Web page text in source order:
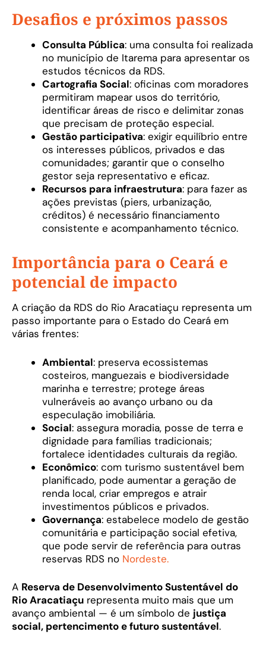
Desafios e próximos passos
Consulta Pública: uma consulta foi realizada
no município de Itarema para apresentar os
estudos técnicos da RDS.
Cartografia Social: oficinas com moradores
permitiram mapear usos do território,
identificar áreas de risco e delimitar zonas
que precisam de proteção especial.
Gestão participativa: exigir equilíbrio entre
os interesses públicos, privados e das
comunidades; garantir que o conselho
gestor seja representativo e eficaz.
Recursos para infraestrutura: para fazer as
ações previstas (piers, urbanização,
créditos) é necessário financiamento
consistente e acompanhamento técnico.
Importância para o Ceará e
potencial de impacto
A criação da RDS do Rio Aracatiaçu representa um
passo importante para o Estado do Ceará em
várias frentes:
Ambiental: preserva ecossistemas
costeiros, manguezais e biodiversidade
marinha e terrestre; protege áreas
vulneráveis ao avanço urbano ou da
especulação imobiliária.
Social: assegura moradia, posse de terra e
dignidade para famílias tradicionais;
fortalece identidades culturais da região.
Econômico: com turismo sustentável bem
planificado, pode aumentar a geração de
renda local, criar empregos e atrair
investimentos públicos e privados.
Governança: estabelece modelo de gestão
comunitária e participação social efetiva,
que pode servir de referência para outras
reservas RDS no Nordeste.
A Reserva de Desenvolvimento Sustentável do
Rio Aracatiaçu representa muito mais que um
avanço ambiental — é um símbolo de justiça
social, pertencimento e futuro sustentável.